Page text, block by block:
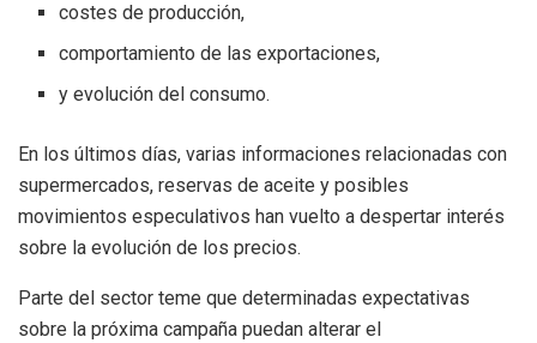
costes de producción,
comportamiento de las exportaciones,
y evolución del consumo.
En los últimos días, varias informaciones relacionadas con
supermercados, reservas de aceite y posibles
movimientos especulativos han vuelto a despertar interés
sobre la evolución de los precios.
Parte del sector teme que determinadas expectativas
sobre la próxima campaña puedan alterar el